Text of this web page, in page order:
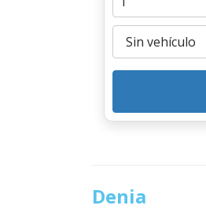
Denia